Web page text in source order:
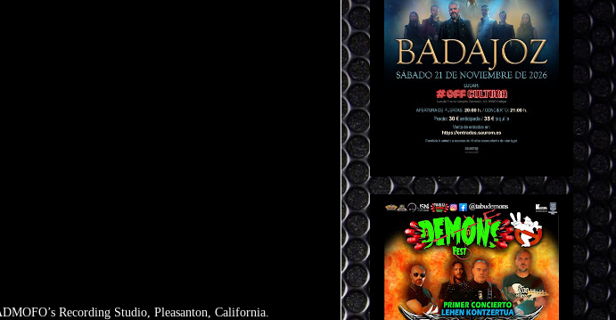
Recording Studio, Pleasanton, California.